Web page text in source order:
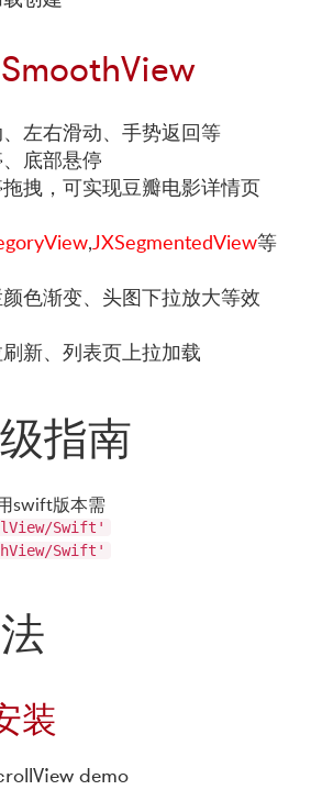
左右滑动、手势返回等
底部悬停
拽，可实现豆瓣电影详情页
,JXSegmentedView等
色渐变、头图下拉放大等效
新、列表页上拉加载
指南
swift版本需
Swift'
Swift'
装
demo